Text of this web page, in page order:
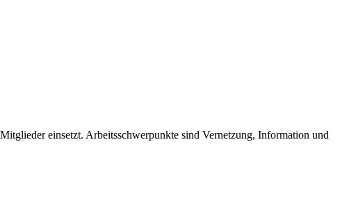
einsetzt. Arbeitsschwerpunkte sind Vernetzung, Information und